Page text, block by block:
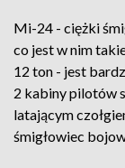
Mi-24 - ciężki
co jest w nim
12 ton - jest
2 kabiny pilotów
latającym
śmigłowiec